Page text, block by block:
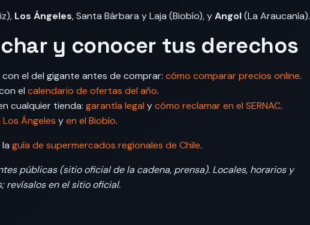
Los Ángeles, Santa Bárbara y Laja (Biobío), yAngol(La Araucanía).
y conocer tus derechos
el del gigante antes de comprar: cómo comparar precios online.
el calendario de ofertas del año.
cualquier tienda: garantía legal ycómo reclamar en el SERNAC.
Ángeles yen el Biobío.
guía de supermercados regionales de Chile.
públicas (sitio oficial de la cadena, prensa). Locales, horarios y
revísalos en el sitio oficial.